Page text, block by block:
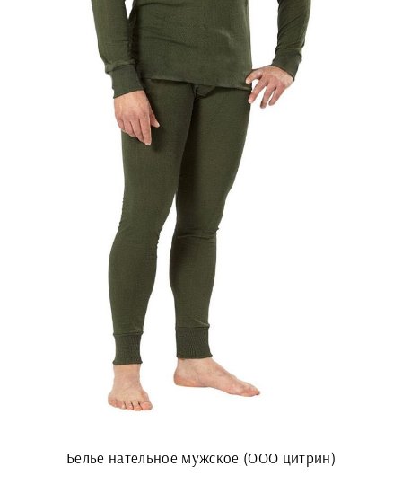
Белье нательное мужское (ООО цитрин)